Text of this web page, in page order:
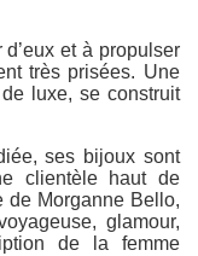
et à propulser
très prisées. Une
luxe, se construit
ses bijoux sont
clientèle haut de
de Morganne Bello,
glamour,
de la femme